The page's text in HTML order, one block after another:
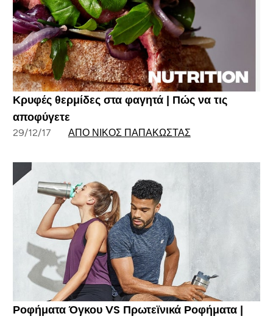
Κρυφές θερμίδες στα φαγητά | Πώς να τις
αποφύγετε
29/12/17 ΑΠΌ ΝΊΚΟΣ ΠΑΠΑΚΏΣΤΑΣ
Ροφήματα Όγκου VS Πρωτεϊνικά Ροφήματα |